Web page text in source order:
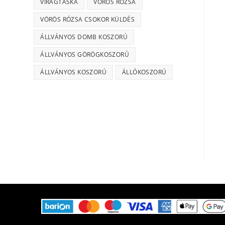
VIRÁGTÁSKA VÖRÖS RÓZSA
VÖRÖS RÓZSA CSOKOR KÜLDÉS
ÁLLVÁNYOS DOMB KOSZORÚ
ÁLLVÁNYOS GÖRÖGKOSZORÚ
ÁLLVÁNYOS KOSZORÚ ÁLLÓKOSZORÚ